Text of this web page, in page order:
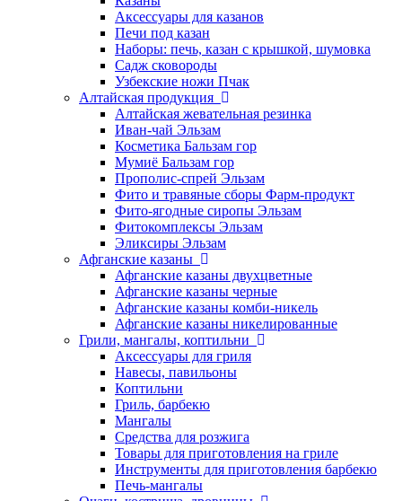
Аксессуары для казанов
Печи под казан
Наборы: печь, казан с крышкой, шумовка
Садж сковороды
Узбекские ножи Пчак
Алтайская продукция
Алтайская жевательная резинка
Иван-чай Эльзам
Косметика Бальзам гор
Мумиё Бальзам гор
Прополис-спрей Эльзам
Фито и травяные сборы Фарм-продукт
Фито-ягодные сиропы Эльзам
Фитокомплексы Эльзам
Эликсиры Эльзам
Афганские казаны
Афганские казаны двухцветные
Афганские казаны черные
Афганские казаны комби-никель
Афганские казаны никелированные
Грили, мангалы, коптильни
Аксессуары для гриля
Навесы, павильоны
Коптильни
Гриль, барбекю
Мангалы
Средства для розжига
Товары для приготовления на гриле
Инструменты для приготовления барбекю
Печь-мангалы